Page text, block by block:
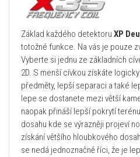
Základ každého detektoru XP
totožné funkce. Na vás je pouze
Vyberte si jednu ze základních
2D. S menší cívkou získáte
předměty, lepší separaci a také
lepe se dostanete mezi větší
naopak přináší lepší pokrytí
dosahu kde se výrazněji projeví
získání většího hloubkového
se nedá jednoznačně říci, že je